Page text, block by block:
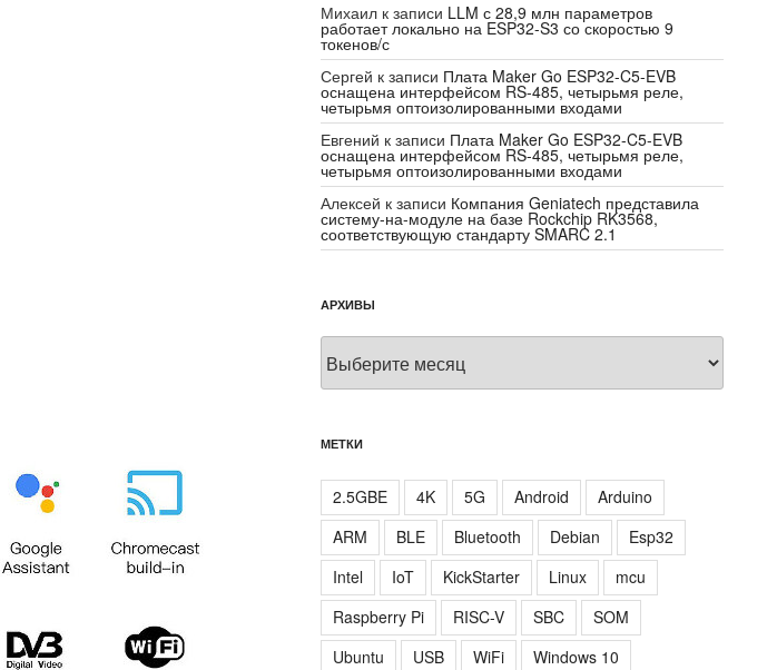
Михаил к записи LLM с 28,9 млн параметров
работает локально на ESP32-S3 со скоростью 9
токенов/с
Сергей к записи Плата Maker Go ESP32-C5-EVB
оснащена интерфейсом RS-485, четырьмя реле,
четырьмя оптоизолированными входами
Евгений к записи Плата Maker Go ESP32-C5-EVB
оснащена интерфейсом RS-485, четырьмя реле,
четырьмя оптоизолированными входами
Алексей к записи Компания Geniatech представила
систему-на-модуле на базе Rockchip RK3568,
соответствующую стандарту SMARC 2.1
АРХИВЫ
Архивы
МЕТКИ
2.5GBE 4K 5G Android
Arduino
ARM
BLE Bluetooth Debian
Esp32
Intel
IoT KickStarter Linux
mcu
Raspberry Pi
RISC-V SBC
SOM
Ubuntu
USB WiFi
Windows 10